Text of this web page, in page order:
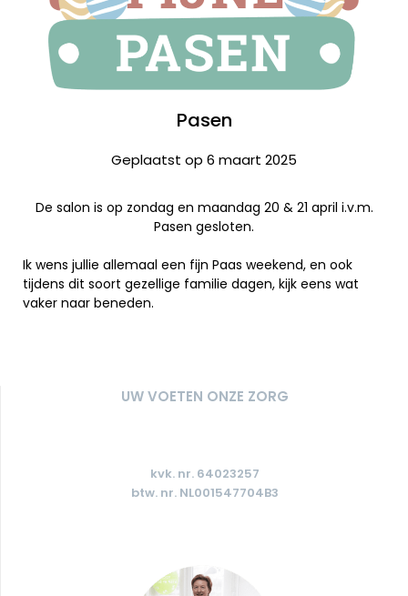
Pasen
Geplaatst op 6 maart 2025
De salon is op zondag en maandag 20 & 21 april i.v.m.
Pasen gesloten.
Ik wens jullie allemaal een fijn Paas weekend, en ook
tijdens dit soort gezellige familie dagen, kijk eens wat
vaker naar beneden.
UW VOETEN ONZE ZORG
kvk. nr. 64023257
btw. nr. NL001547704B3